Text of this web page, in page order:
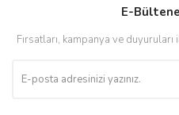
E-
Fırsatları, kampanya ve